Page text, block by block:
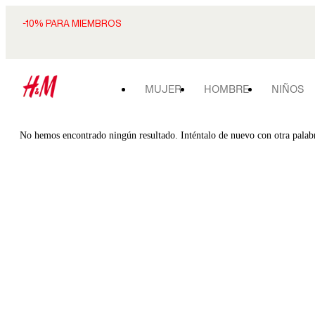
-10% PARA MIEMBROS
MUJER HOMBRE NIÑOS
No hemos encontrado ningún resultado. Inténtalo de nuevo con otra